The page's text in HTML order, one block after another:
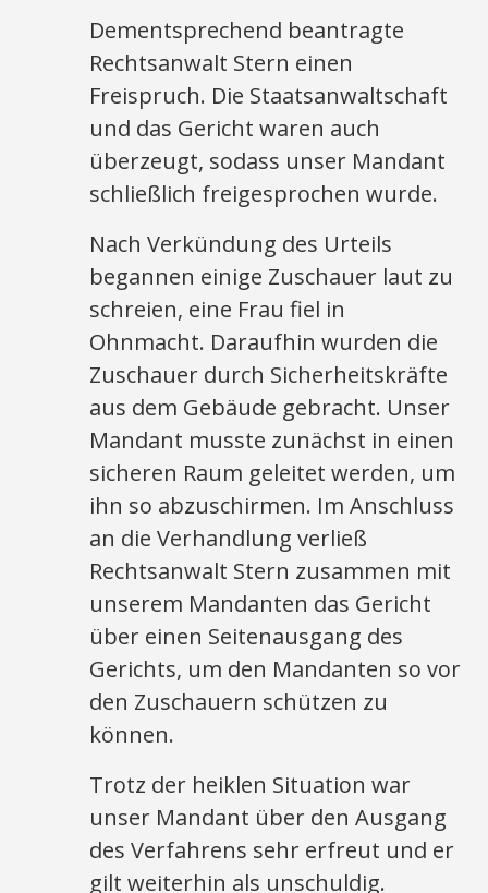
Dementsprechend beantragte
Rechtsanwalt Stern einen
Freispruch. Die Staatsanwaltschaft
und das Gericht waren auch
überzeugt, sodass unser Mandant
schließlich freigesprochen wurde.
Nach Verkündung des Urteils
begannen einige Zuschauer laut zu
schreien, eine Frau fiel in
Ohnmacht. Daraufhin wurden die
Zuschauer durch Sicherheitskräfte
aus dem Gebäude gebracht. Unser
Mandant musste zunächst in einen
sicheren Raum geleitet werden, um
ihn so abzuschirmen. Im Anschluss
an die Verhandlung verließ
Rechtsanwalt Stern zusammen mit
unserem Mandanten das Gericht
über einen Seitenausgang des
Gerichts, um den Mandanten so vor
den Zuschauern schützen zu
können.
Trotz der heiklen Situation war
unser Mandant über den Ausgang
des Verfahrens sehr erfreut und er
gilt weiterhin als unschuldig.